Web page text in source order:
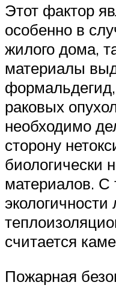
Этот фактор
особенно в
жилого дома,
материалы
раковых
необходимо
сторону
биологически
материалов. С
считается
Пожарная